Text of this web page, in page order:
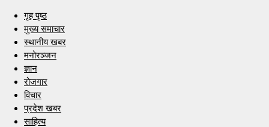
गृह पृष्ठ
मुख्य समाचार
स्थानीय खबर
मनोरञ्जन
ज्ञान
रोजगार
विचार
प्रदेश खबर
साहित्य